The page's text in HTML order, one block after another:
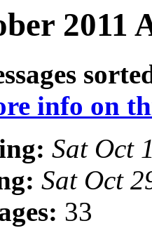
2011
info on
Sat Oct
Sat Oct
33